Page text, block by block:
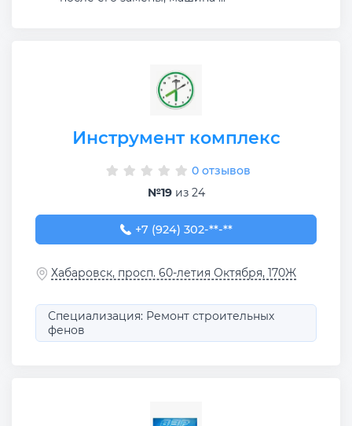
Инструмент комплекс
0 отзывов
№19из 24
+7 (924) 302-70-50
+7 (924) 302-**-**
Хабаровск, просп. 60-летия Октября, 170Ж
Специализация: Ремонт строительных
фенов